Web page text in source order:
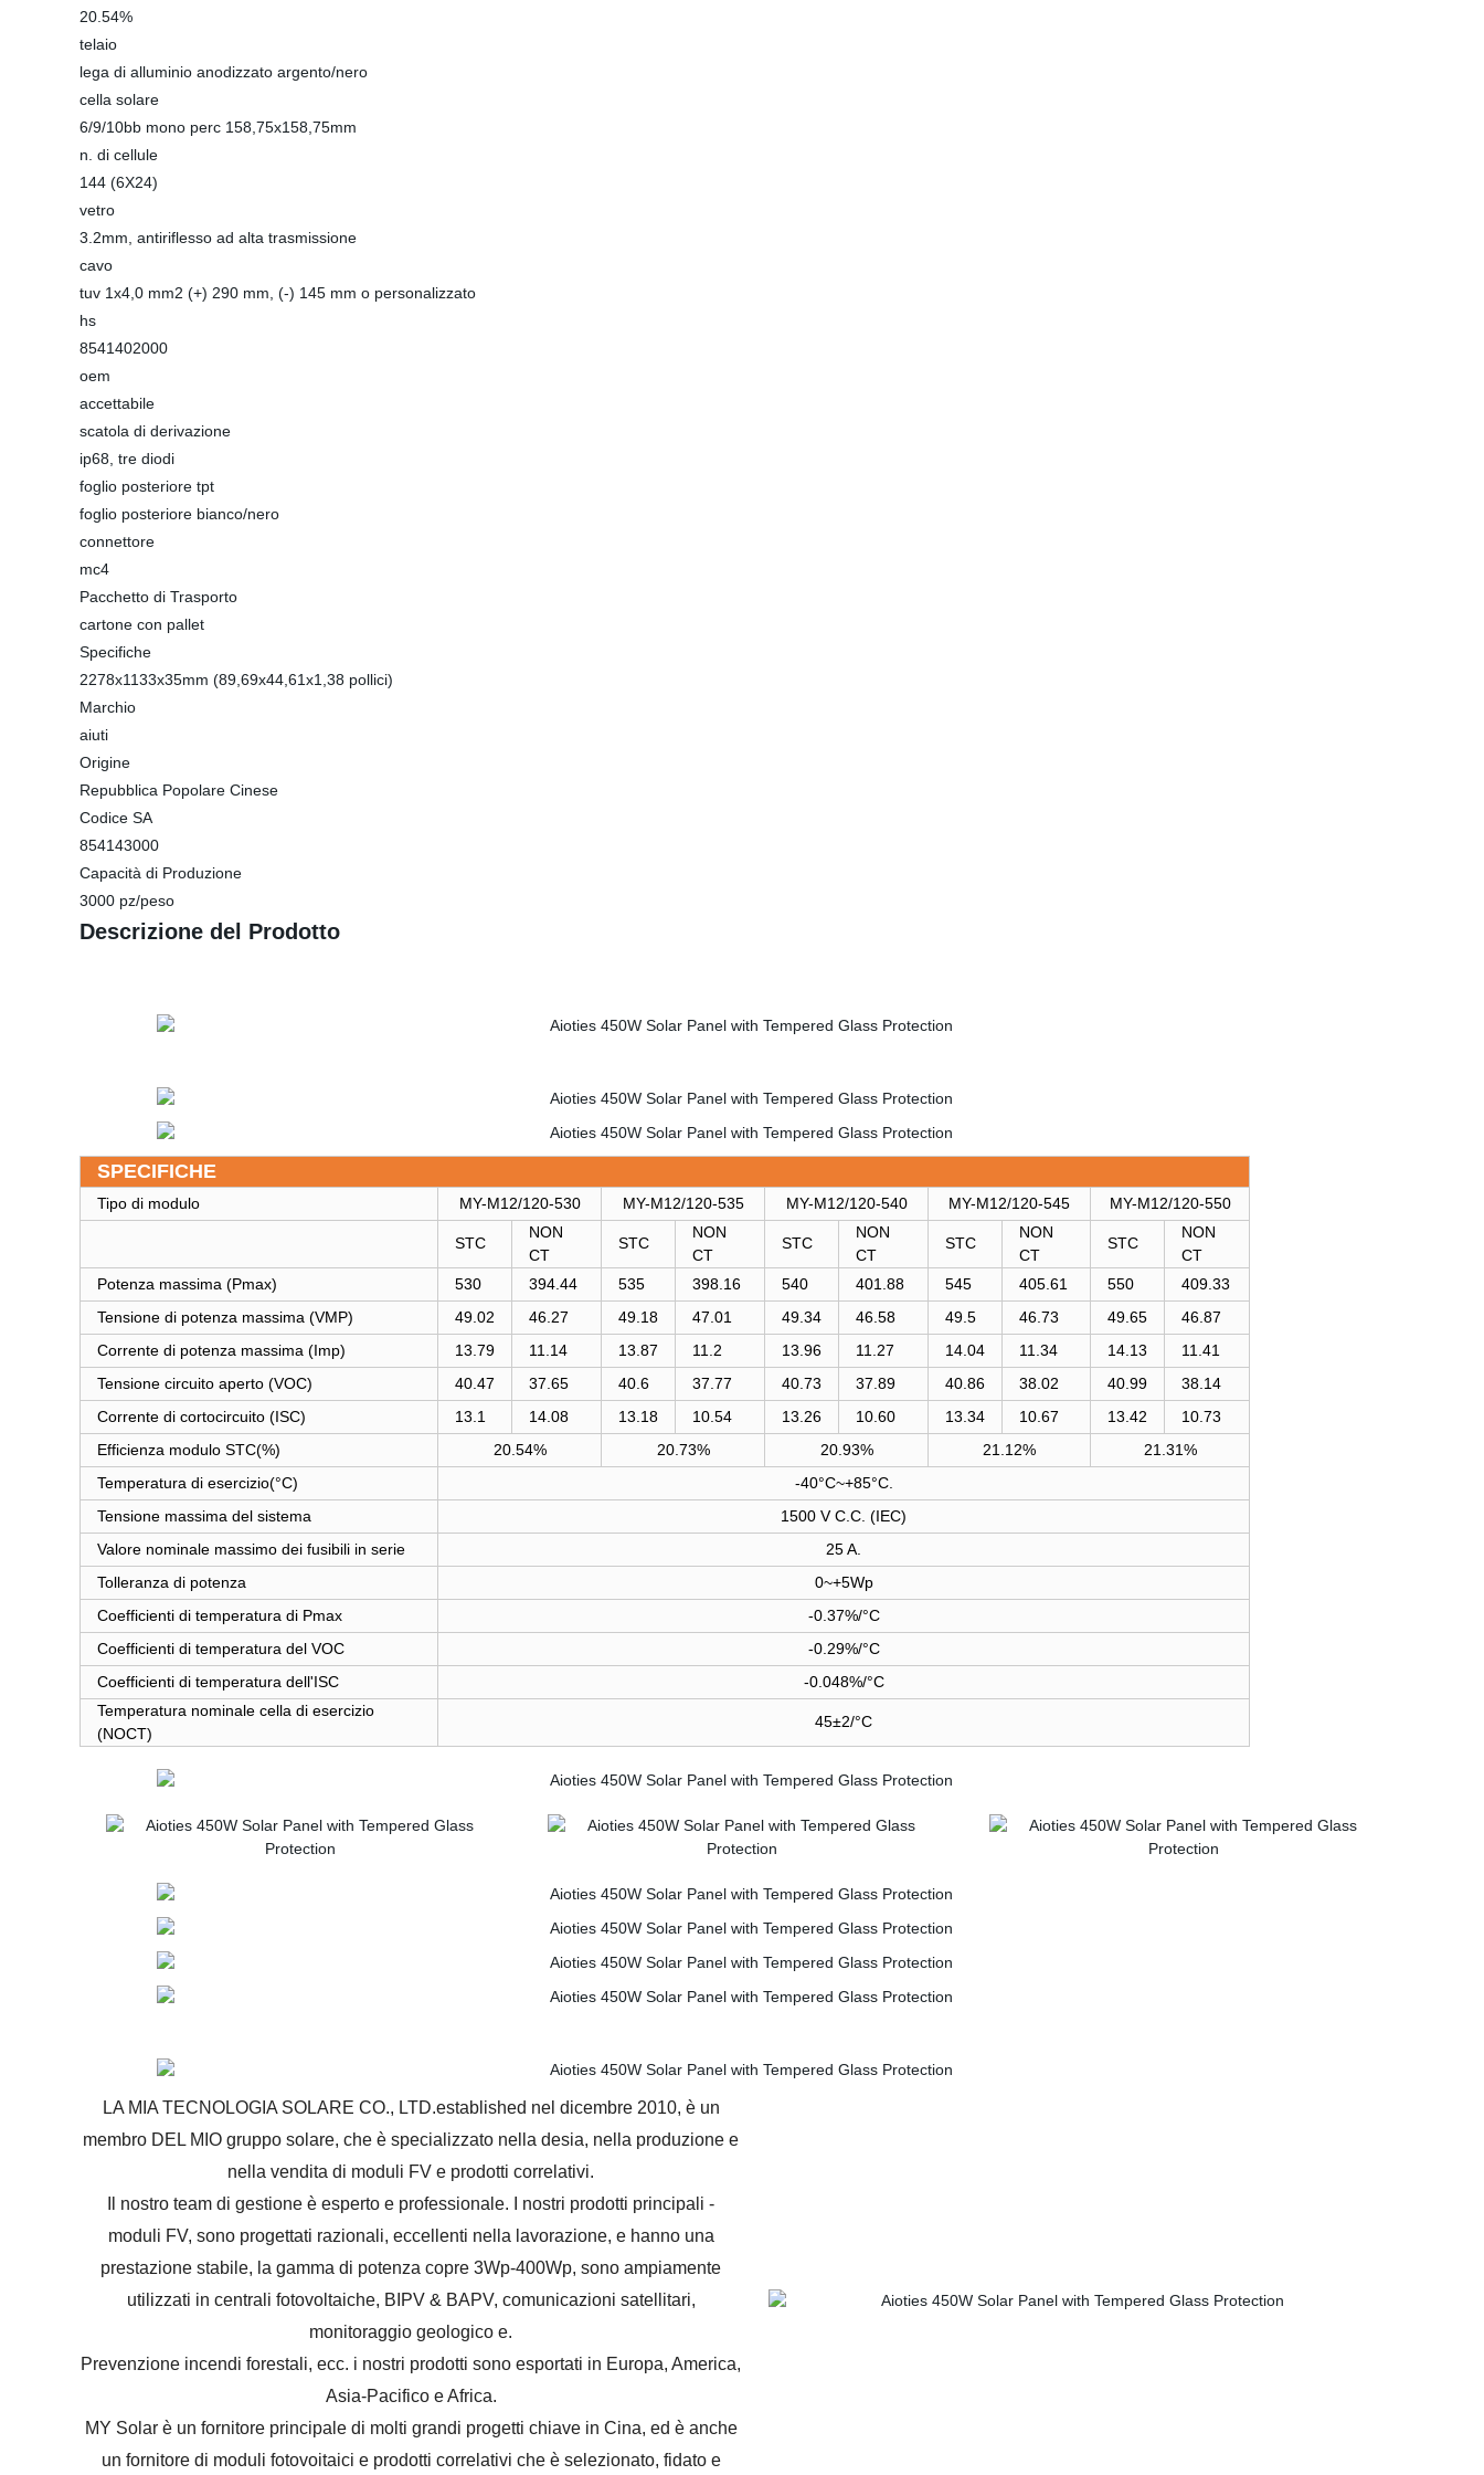
20.54%
telaio
lega di alluminio anodizzato argento/nero
cella solare
6/9/10bb mono perc 158,75x158,75mm
n. di cellule
144 (6X24)
vetro
3.2mm, antiriflesso ad alta trasmissione
cavo
tuv 1x4,0 mm2 (+) 290 mm, (-) 145 mm o personalizzato
hs
8541402000
oem
accettabile
scatola di derivazione
ip68, tre diodi
foglio posteriore tpt
foglio posteriore bianco/nero
connettore
mc4
Pacchetto di Trasporto
cartone con pallet
Specifiche
2278x1133x35mm (89,69x44,61x1,38 pollici)
Marchio
aiuti
Origine
Repubblica Popolare Cinese
Codice SA
854143000
Capacità di Produzione
3000 pz/peso
Descrizione del Prodotto
SPECIFICHE
Tipo di modulo MY-M12/120-530 MY-M12/120-535 MY-M12/120-540 MY-M12/120-545 MY-M12/120-550
STC
NON
CT
STC
NON
CT
STC
NON
CT
STC
NON
CT
STC
NON
CT
Potenza massima (Pmax)
530 394.44 535 398.16 540 401.88 545 405.61 550
409.33
Tensione di potenza massima (VMP)
49.02 46.27 49.18 47.01 49.34 46.58 49.5 46.73 49.65
46.87
Corrente di potenza massima (Imp)
13.79 11.14 13.87 11.2 13.96 11.27 14.04 11.34 14.13
11.41
Tensione circuito aperto (VOC)
40.47 37.65 40.6 37.77 40.73 37.89 40.86 38.02 40.99
38.14
Corrente di cortocircuito (ISC)
13.1 14.08 13.18 10.54 13.26 10.60 13.34 10.67 13.42
10.73
Efficienza modulo STC(%)
20.54% 20.73% 20.93% 21.12%
21.31%
Temperatura di esercizio(°C)
-40°C~+85°C.
Tensione massima del sistema
1500 V C.C. (IEC)
Valore nominale massimo dei fusibili in serie
25 A.
Tolleranza di potenza
0~+5Wp
Coefficienti di temperatura di Pmax
-0.37%/°C
Coefficienti di temperatura del VOC
-0.29%/°C
Coefficienti di temperatura dell'ISC
-0.048%/°C
Temperatura nominale cella di esercizio
(NOCT)
45±2/°C
LA MIA TECNOLOGIA SOLARE CO., LTD.established nel dicembre 2010, è un
membro DEL MIO gruppo solare, che è specializzato nella desia, nella produzione e
nella vendita di moduli FV e prodotti correlativi.
Il nostro team di gestione è esperto e professionale. I nostri prodotti principali -
moduli FV, sono progettati razionali, eccellenti nella lavorazione, e hanno una
prestazione stabile, la gamma di potenza copre 3Wp-400Wp, sono ampiamente
utilizzati in centrali fotovoltaiche, BIPV & BAPV, comunicazioni satellitari,
monitoraggio geologico e.
Prevenzione incendi forestali, ecc. i nostri prodotti sono esportati in Europa, America,
Asia-Pacifico e Africa.
MY Solar è un fornitore principale di molti grandi progetti chiave in Cina, ed è anche
un fornitore di moduli fotovoitaici e prodotti correlativi che è selezionato, fidato e